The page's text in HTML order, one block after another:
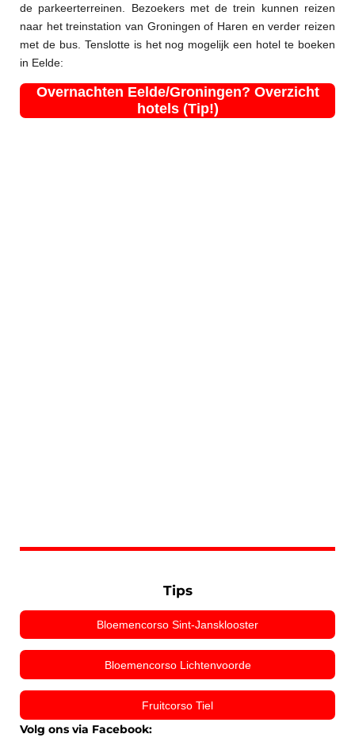
de parkeerterreinen. Bezoekers met de trein kunnen reizen
naar het treinstation van Groningen of Haren en verder reizen
met de bus. Tenslotte is het nog mogelijk een hotel te boeken
in Eelde:
Overnachten Eelde/Groningen? Overzicht
hotels (Tip!)
Tips
Bloemencorso Sint-Jansklooster
Bloemencorso Lichtenvoorde
Fruitcorso Tiel
Volg ons via Facebook: